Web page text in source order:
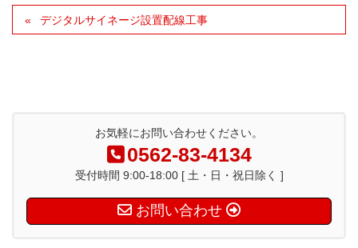
デジタルサイネージ設置配線工事
お気軽にお問い合わせください。
0562-83-4134
受付時間 9:00-18:00 [ 土・日・祝日除く ]
お問い合わせ